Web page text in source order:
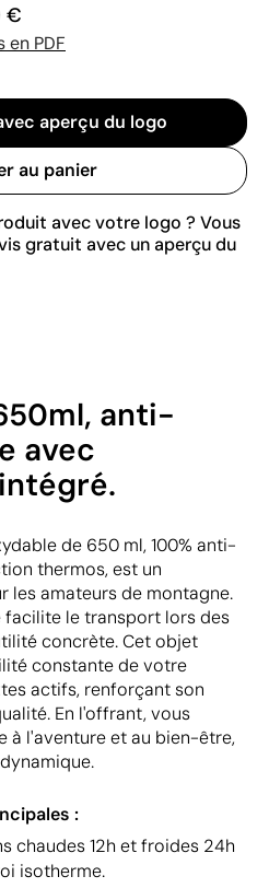
€
en PDF
aperçu du logo
au panier
avec votre logo ? Vous
gratuit avec un aperçu du
anti-
avec
de 650 ml, 100% anti-
thermos, est un
les amateurs de montagne.
facilite le transport lors des
concrète. Cet objet
constante de votre
actifs, renforçant son
En l'offrant, vous
à l'aventure et au bien-être,
:
chaudes 12h et froides 24h
isotherme.